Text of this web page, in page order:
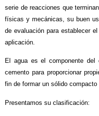
serie de reacciones que
físicas y mecánicas, su buen
de evaluación para establecer
aplicación.
El agua es el componente del
cemento para proporcionar
fin de formar un sólido
Presentamos su clasificación: